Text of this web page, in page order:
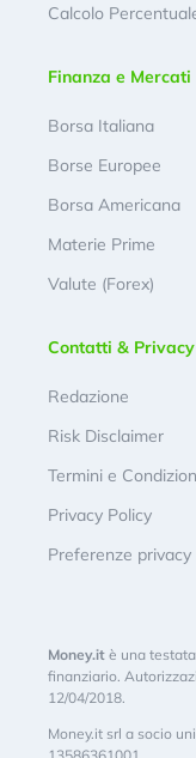
Calcolo
Finanza e Mercati
Borsa Italiana
Borse Europee
Borsa Americana
Materie Prime
Valute (Forex)
Contatti & Privacy
Redazione
Risk Disclaimer
Termini e
Privacy Policy
Preferenze privacy
Money.it è una
finanziario.
12/04/2018.
Money.it srl a socio